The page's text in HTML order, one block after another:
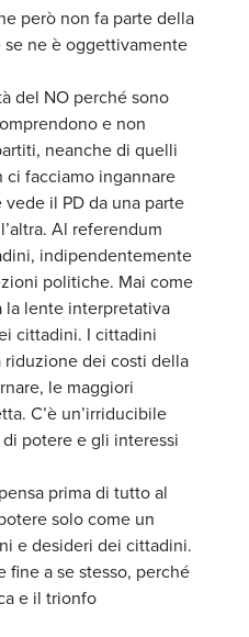
però non fa parte della
ne è oggettivamente
del NO perché sono
e non
neanche di quelli
facciamo ingannare
il PD da una parte
Al referendum
indipendentemente
politiche. Mai come
la lente interpretativa
cittadini. I cittadini
dei costi della
le maggiori
C’è un’irriducibile
potere e gli interessi
prima di tutto al
solo come un
e desideri dei cittadini.
fine a se stesso, perché
e il trionfo